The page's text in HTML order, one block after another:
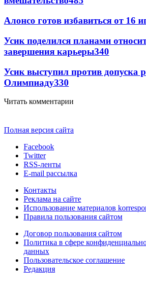
Алонсо готов избавиться от 16
Усик поделился планами
завершения карьеры340
Усик выступил против допуска
Олимпиаду330
Читать комментарии
Полная версия сайта
Facebook
Twitter
RSS-ленты
E-mail рассылка
Контакты
Реклама на сайте
Использование материалов
Правила пользования сайтом
Договор пользования сайтом
Политика в сфере
данных
Пользовательское соглашение
Редакция